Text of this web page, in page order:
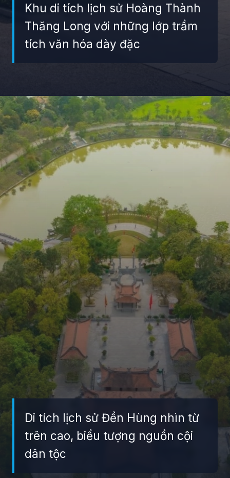
Khu di tích lịch sử Hoàng Thành
Thăng Long với những lớp trầm
tích văn hóa dày đặc
Đang mở https://giaydabonghana.com/nhung-di-tich-lich-su-noi-tieng-o-viet-nam
Di tích lịch sử Đền Hùng nhìn từ
trên cao, biểu tượng nguồn cội
dân tộc